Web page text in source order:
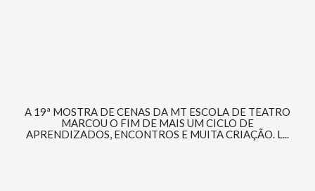
A 19ª MOSTRA DE CENAS DA MT ESCOLA DE TEATRO
MARCOU O FIM DE MAIS UM CICLO DE
APRENDIZADOS, ENCONTROS E MUITA CRIAÇÃO. L...